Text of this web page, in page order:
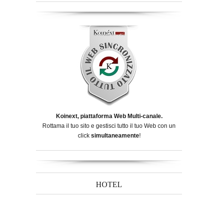
Koinext, piattaforma Web Multi-canale.
Rottama il tuo sito e gestisci tutto il tuo Web con un
click simultaneamente!
HOTEL